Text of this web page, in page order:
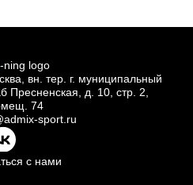
вн. тер. г. муниципальный
Пресненская, д.
10, стр. 2,
74
sport.ru
с нами